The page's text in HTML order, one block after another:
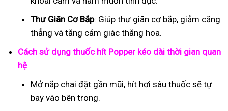
Thư Giãn Cơ Bắp: Giúp thư giãn cơ bắp, giảm căng
thẳng và tăng cảm giác thăng hoa.
Cách sử dụng thuốc hít Popper kéo dài thời gian quan
hệ
Mở nắp chai đặt gần mũi, hít hơi sâu thuốc sẽ tự
bay vào bên trong.